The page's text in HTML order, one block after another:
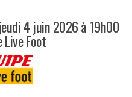
4 juin 2026 à 19h00
Live Foot